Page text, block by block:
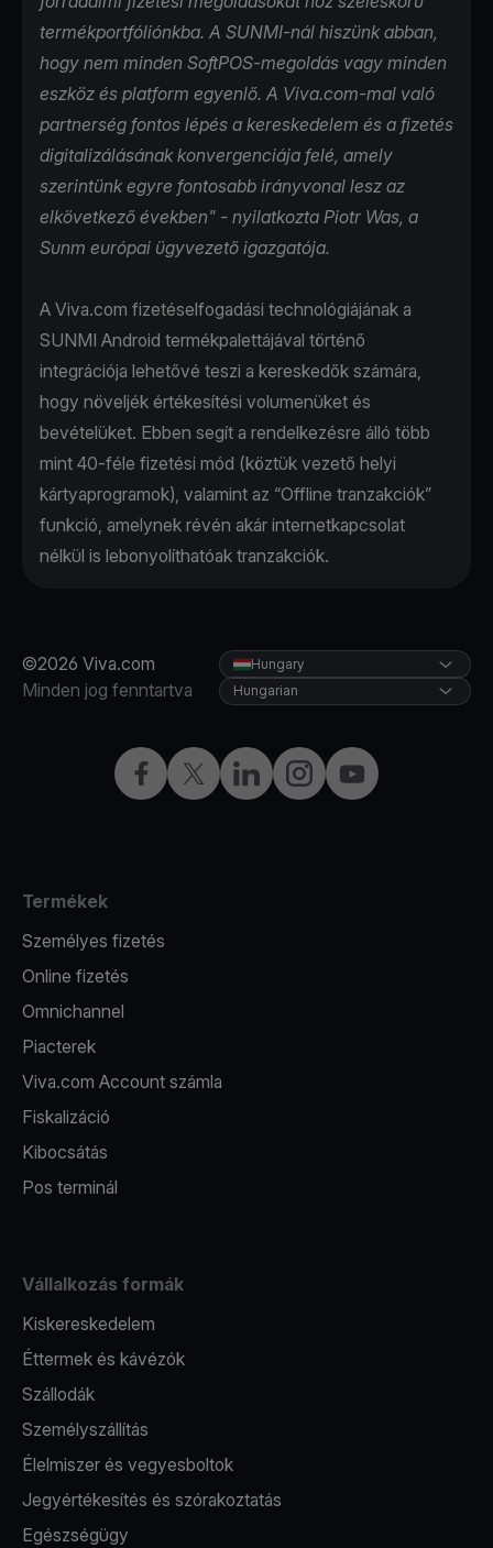
termékportfóliónkba. A SUNMI-nál hiszünk abban,
hogy nem minden SoftPOS-megoldás vagy minden
eszköz és platform egyenlő. A Viva.com-mal való
partnerség fontos lépés a kereskedelem és a fizetés
digitalizálásának konvergenciája felé, amely
szerintünk egyre fontosabb irányvonal lesz az
elkövetkező években" - nyilatkozta Piotr Was, a
Sunm európai ügyvezető igazgatója.
A Viva.com fizetéselfogadási technológiájának a
SUNMI Android termékpalettájával történő
integrációja lehetővé teszi a kereskedők számára,
hogy növeljék értékesítési volumenüket és
bevételüket. Ebben segít a rendelkezésre álló több
mint 40-féle fizetési mód (köztük vezető helyi
kártyaprogramok), valamint az “Offline tranzakciók”
funkció, amelynek révén akár internetkapcsolat
nélkül is lebonyolíthatóak tranzakciók.
©2026 Viva.com
Minden jog fenntartva
FacebookTwitterLinkedInInstagramYouTube
Hungary
Hungarian
Termékek
Személyes fizetés
Online fizetés
Omnichannel
Piacterek
Viva.com Account számla
Fiskalizáció
Kibocsátás
Pos terminál
Vállalkozás formák
Kiskereskedelem
Éttermek és kávézók
Szállodák
Személyszállítás
Élelmiszer és vegyesboltok
Jegyértékesítés és szórakoztatás
Egészségügy